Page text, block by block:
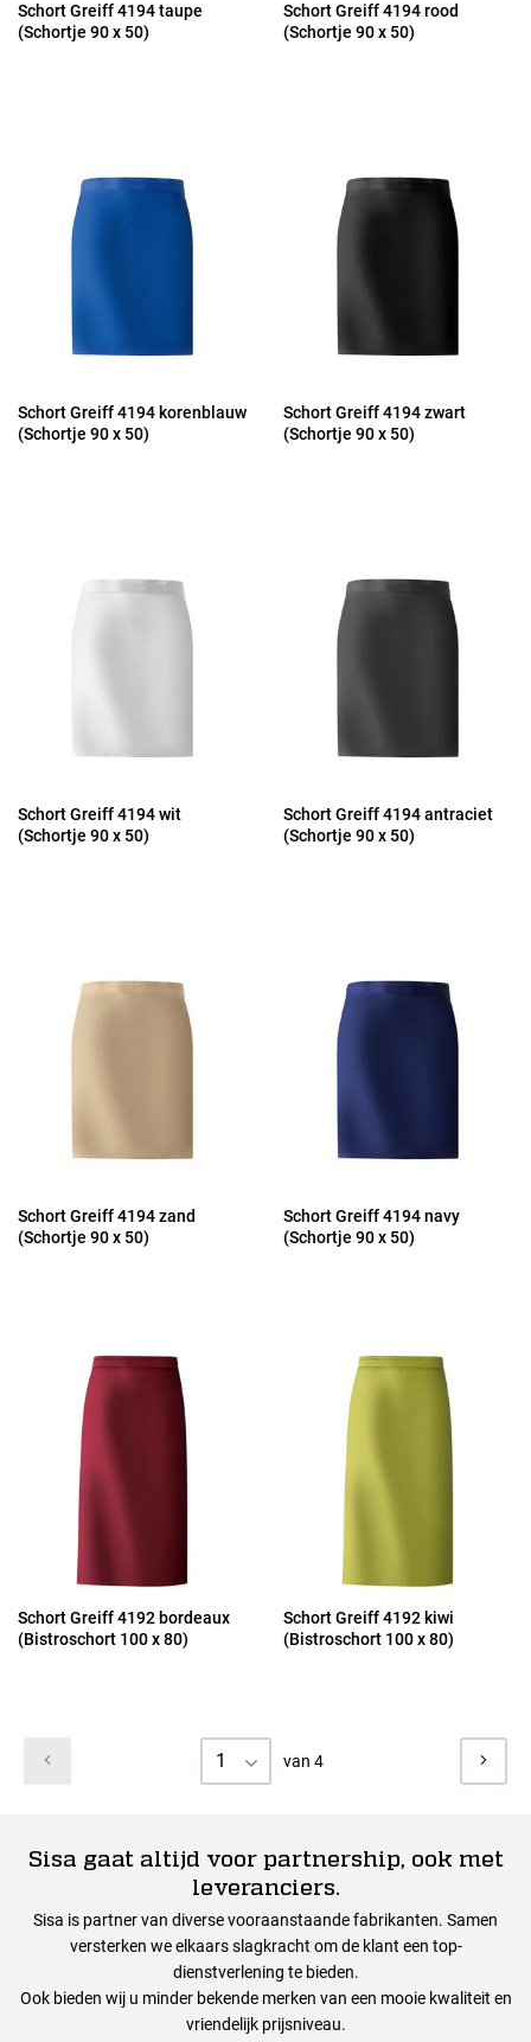
Schort Greiff 4194 taupe
(Schortje 90 x 50)
Schort Greiff 4194 rood
(Schortje 90 x 50)
Schort Greiff 4194 korenblauw
(Schortje 90 x 50)
Schort Greiff 4194 zwart
(Schortje 90 x 50)
Schort Greiff 4194 wit
(Schortje 90 x 50)
Schort Greiff 4194 antraciet
(Schortje 90 x 50)
Schort Greiff 4194 zand
(Schortje 90 x 50)
Schort Greiff 4194 navy
(Schortje 90 x 50)
Schort Greiff 4192 bordeaux
(Bistroschort 100 x 80)
Schort Greiff 4192 kiwi
(Bistroschort 100 x 80)
1 van 4
Sisa gaat altijd voor partnership, ook met
leveranciers.
Sisa is partner van diverse vooraanstaande fabrikanten. Samen
versterken we elkaars slagkracht om de klant een top-
dienstverlening te bieden.
Ook bieden wij u minder bekende merken van een mooie kwaliteit en
vriendelijk prijsniveau.